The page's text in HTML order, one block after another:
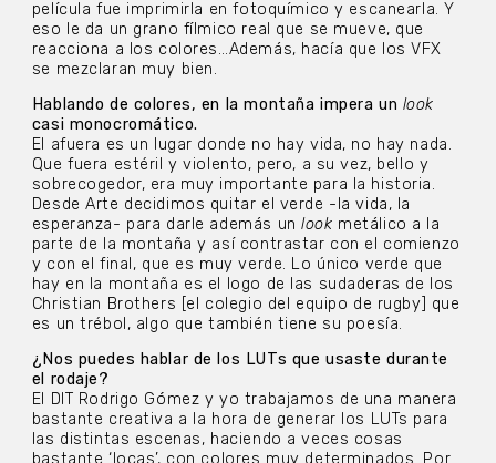
película fue imprimirla en fotoquímico y escanearla. Y
eso le da un grano fílmico real que se mueve, que
reacciona a los colores…Además, hacía que los VFX
se mezclaran muy bien.
Hablando de colores, en la montaña impera un look
casi monocromático.
El afuera es un lugar donde no hay vida, no hay nada.
Que fuera estéril y violento, pero, a su vez, bello y
sobrecogedor, era muy importante para la historia.
Desde Arte decidimos quitar el verde -la vida, la
esperanza- para darle además unlook metálico a la
parte de la montaña y así contrastar con el comienzo
y con el final, que es muy verde. Lo único verde que
hay en la montaña es el logo de las sudaderas de los
Christian Brothers [el colegio del equipo de rugby] que
es un trébol, algo que también tiene su poesía.
¿Nos puedes hablar de los LUTs que usaste durante
el rodaje?
El DIT Rodrigo Gómez y yo trabajamos de una manera
bastante creativa a la hora de generar los LUTs para
las distintas escenas, haciendo a veces cosas